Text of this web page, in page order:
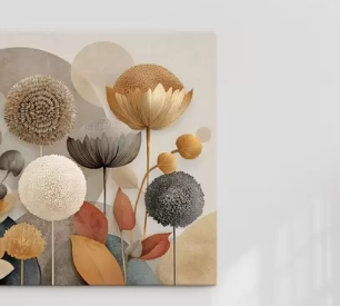
кольори
без запаху
полотна
кольори